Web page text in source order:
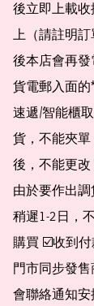
後立即上載收
上（請註明
後本店會再
貨電郵入面的
速遞/智能櫃
貨，不能夾
後，不能更
由於要作出
稍遲1-2日，
購買 ☑️收到付
門市同步發
會聯絡通知